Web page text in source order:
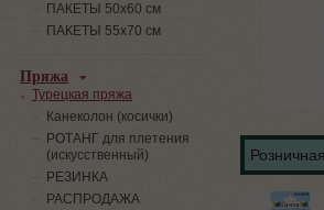
ПАКЕТЫ 50х60 см
ПАКЕТЫ 55х70 см
Пряжа
Турецкая пряжа
Канеколон (косички)
РОТАНГ для плетения
(искусственный)
PЕЗИНКА
РАСПРОДАЖА